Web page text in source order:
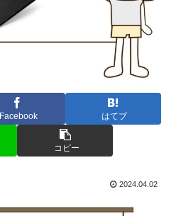
Facebook はてブ
コピー
2024.04.02